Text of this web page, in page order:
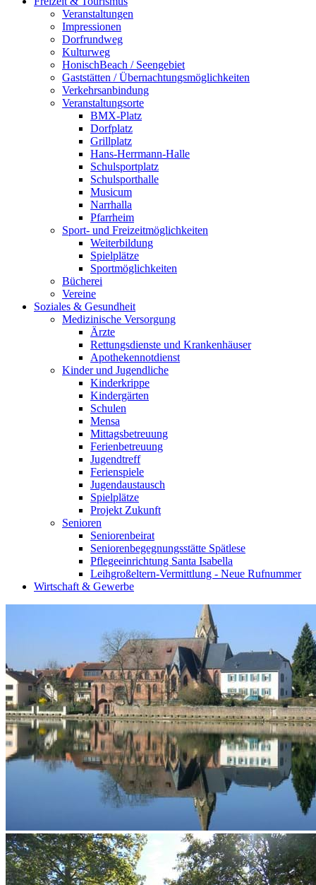
Veranstaltungen
Impressionen
Dorfrundweg
Kulturweg
HonischBeach / Seengebiet
Gaststätten / Übernachtungsmöglichkeiten
Verkehrsanbindung
Veranstaltungsorte
BMX-Platz
Dorfplatz
Grillplatz
Hans-Herrmann-Halle
Schulsportplatz
Schulsporthalle
Musicum
Narrhalla
Pfarrheim
Sport- und Freizeitmöglichkeiten
Weiterbildung
Spielplätze
Sportmöglichkeiten
Bücherei
Vereine
Soziales & Gesundheit
Medizinische Versorgung
Ärzte
Rettungsdienste und Krankenhäuser
Apothekennotdienst
Kinder und Jugendliche
Kinderkrippe
Kindergärten
Schulen
Mensa
Mittagsbetreuung
Ferienbetreuung
Jugendtreff
Ferienspiele
Jugendaustausch
Spielplätze
Projekt Zukunft
Senioren
Seniorenbeirat
Seniorenbegegnungsstätte Spätlese
Pflegeeinrichtung Santa Isabella
Leihgroßeltern-Vermittlung - Neue Rufnummer
Wirtschaft & Gewerbe